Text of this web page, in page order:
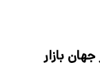
جهان بازار